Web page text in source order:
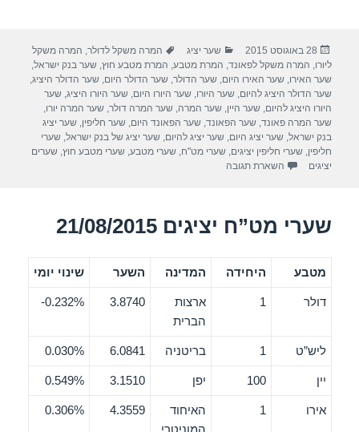
e
b
o
o
k
er
e
פורסם
בתאריך
28 באוגוסט 2015 קטגוריות
שער יציג תגיות
המרה משקל לדולר המרה משקל
ליורו המרה משקל לפאונד המרת מטבע המרת מטבע חוץ ,שער בנק ישראל
שער האירו ,שער האירו היום ,שער הדולר ,שער הדולר היום ,שער הדולר היציג
שער הדולר היציג להיום ,שער היורו ,שער היורו היום ,שער היורו היציג ,שער
היורו היציג להיום ,שער היין ,שער המרה ,שער המרה דולר ,שער המרה יורו
שער המרה פאונד ,שער הפאונד ,שער הפאונד היום ,שער חליפין ,שער יציג
בנק ישראל ,שער יציג היום ,שער יציג להיום ,שער יציג של בנק ישראל ,שערי
חליפין ,שערי חליפין יציגים ,שערי מט"ח ,שערי מטבע ,שערי מטבע חוץ ,שערים
יציגים
השארת תגובה
שערי מט”ח יציגים 21/08/2015
מטבע היחידה המדינה השער שינוי יומי
דולר 1
ארצות
הברית
3.8740
0.232%-
ליש”ט 1 בריטניה 6.0841
0.030%
יין 100 יפן 3.1510
0.549%
אירו 1
האיחוד
4.3559
0.306%